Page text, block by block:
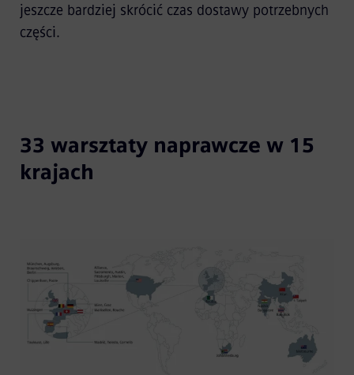
jeszcze bardziej skrócić czas dostawy potrzebnych
części.
33 warsztaty naprawcze w 15
krajach